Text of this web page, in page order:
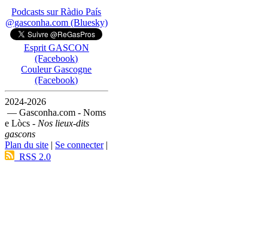
Podcasts sur Ràdio País
@gasconha.com (Bluesky)
Esprit GASCON
(Facebook)
Couleur Gascogne
(Facebook)
2024-2026
— Gasconha.com - Noms
e Lòcs - Nos lieux-dits
gascons
Plan du site
Se connecter|
RSS 2.0